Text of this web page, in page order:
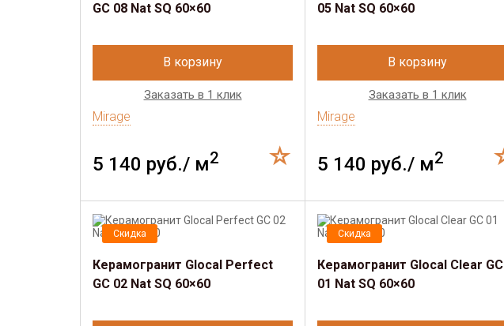
GC 08 Nat SQ 60×60
В корзину
Заказать в 1 клик
Mirage
5 140 руб./ м2
05 Nat SQ 60×60
В корзину
Заказать в 1 клик
Mirage
5 140 руб./ м2
Скидка
Керамогранит Glocal Perfect
GC 02 Nat SQ 60×60
Скидка
Керамогранит Glocal Clear GC
01 Nat SQ 60×60